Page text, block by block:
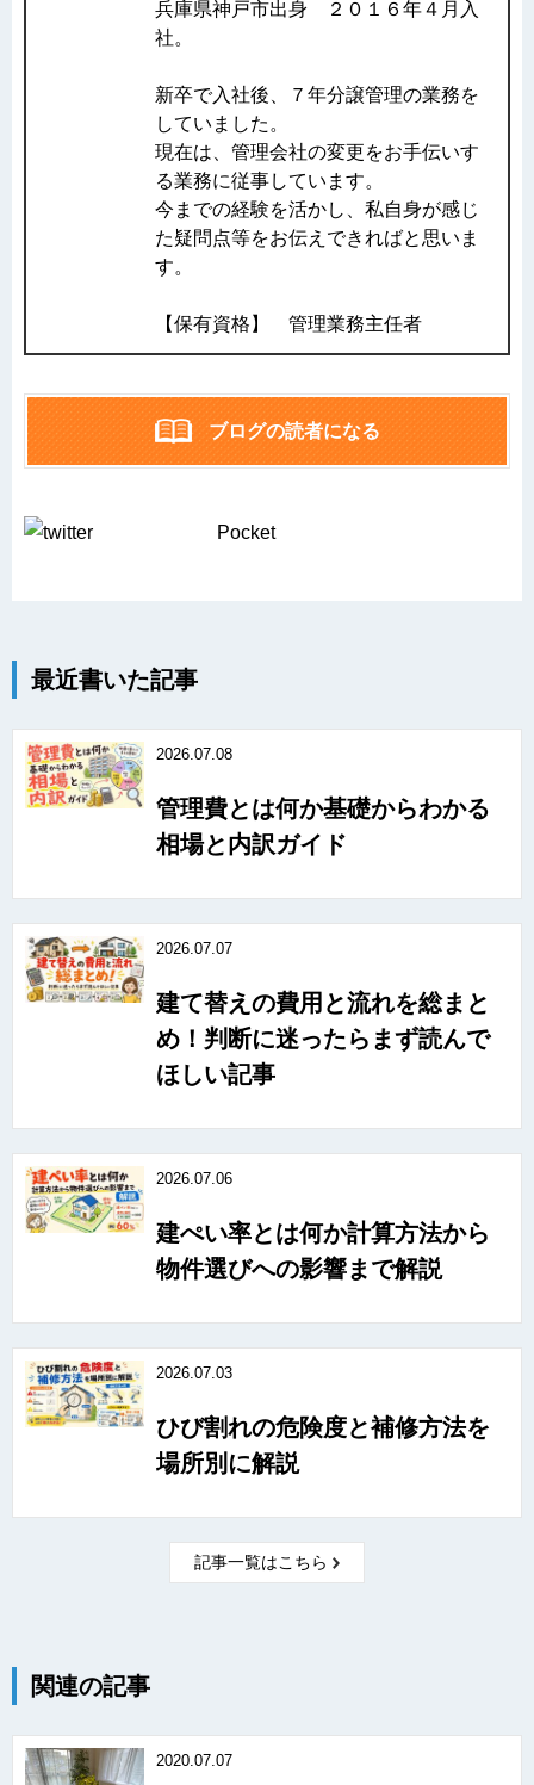
兵庫県神戸市出身 ２０１６年４月入
社。
新卒で入社後、７年分譲管理の業務を
していました。
現在は、管理会社の変更をお手伝いす
る業務に従事しています。
今までの経験を活かし、私自身が感じ
た疑問点等をお伝えできればと思いま
す。
【保有資格】 管理業務主任者
ブログの読者になる
Pocket
最近書いた記事
2026.07.08
管理費とは何か基礎からわかる
相場と内訳ガイド
2026.07.07
建て替えの費用と流れを総まと
め！判断に迷ったらまず読んで
ほしい記事
2026.07.06
建ぺい率とは何か計算方法から
物件選びへの影響まで解説
2026.07.03
ひび割れの危険度と補修方法を
場所別に解説
記事一覧はこちら
関連の記事
2020.07.07